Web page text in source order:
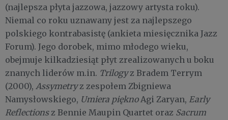
(najlepsza płyta jazzowa, jazzowy artysta roku).
Niemal co roku uznawany jest za najlepszego
polskiego kontrabasistę (ankieta miesięcznika Jazz
Forum). Jego dorobek, mimo młodego wieku,
obejmuje kilkadziesiąt płyt zrealizowanych u boku
znanych liderów m.in. Trilogyz Bradem Terrym
(2000), Assymetryz zespołem Zbigniewa
Namysłowskiego, Umiera pięknoAgi Zaryan, Early
Reflectionsz Bennie Maupin Quartet oraz Sacrum